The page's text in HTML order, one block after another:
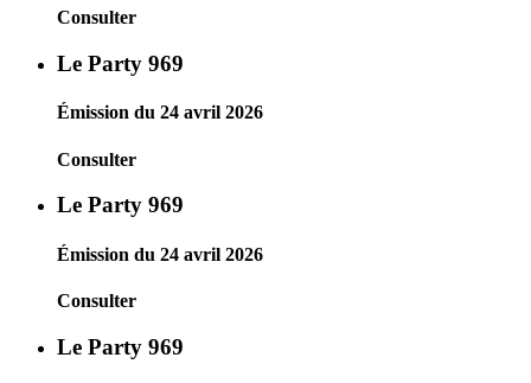
Consulter
Le Party 969
Émission du 24 avril 2026
Consulter
Le Party 969
Émission du 24 avril 2026
Consulter
Le Party 969